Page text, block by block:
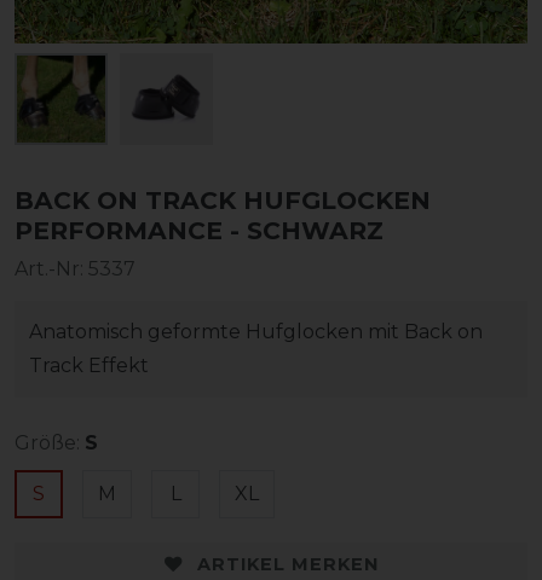
BACK ON TRACK HUFGLOCKEN
PERFORMANCE - SCHWARZ
Art.-Nr: 5337
Anatomisch geformte Hufglocken mit Back on
Track Effekt
Größe: S
S M L XL
ARTIKEL MERKEN